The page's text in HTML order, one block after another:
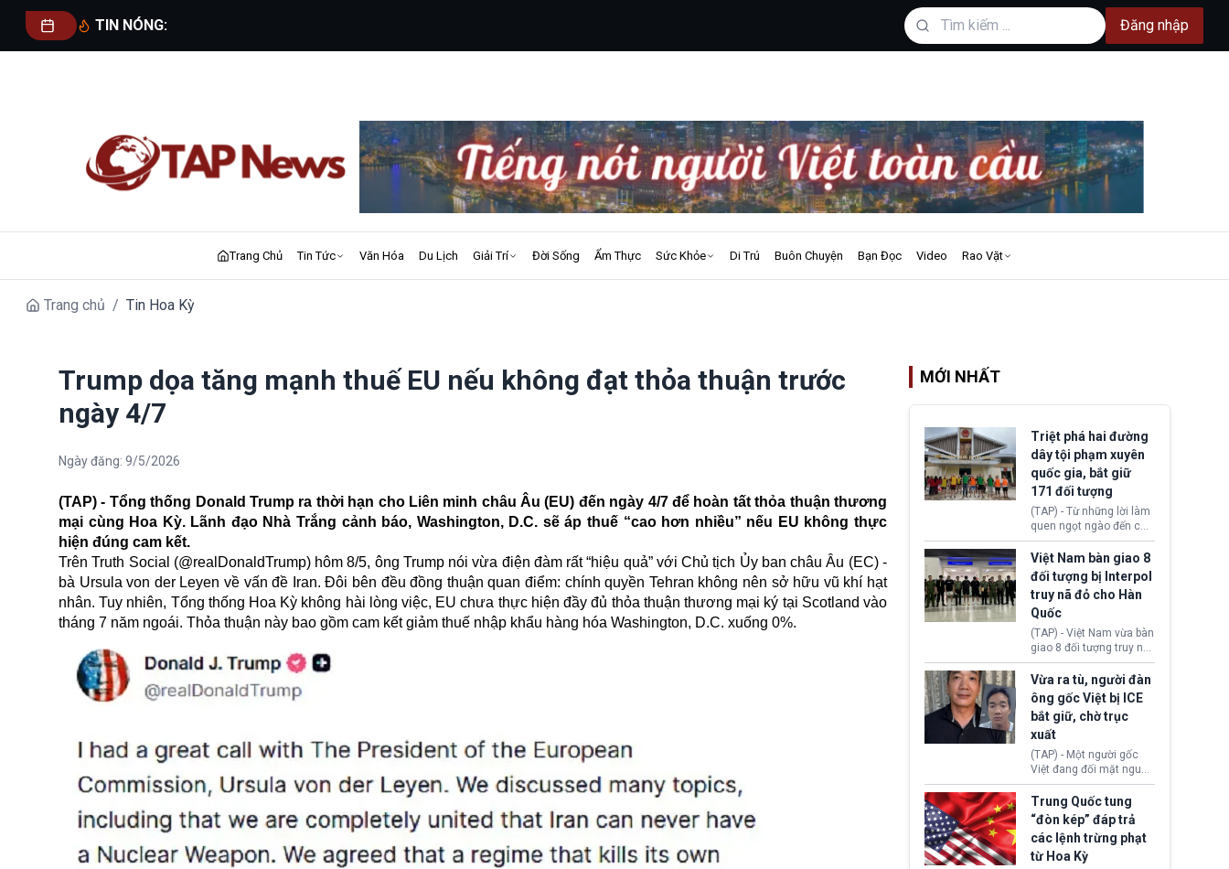
TIN NÓNG: Đăng nhập
Trang Chủ Tin Tức Văn Hóa Du Lịch Giải Trí Đời Sống Ẩm Thực Sức Khỏe Di Trú Buôn Chuyện Bạn Đọc Video Rao Vặt
Trang chủ / Tin Hoa Kỳ
Trump dọa tăng mạnh thuế EU nếu không đạt thỏa thuận trước
ngày 4/7
Ngày đăng: 9/5/2026
(TAP) - Tổng thống Donald Trump ra thời hạn cho Liên minh châu Âu (EU) đến ngày 4/7 để hoàn tất thỏa thuận thương
mại cùng Hoa Kỳ. Lãnh đạo Nhà Trắng cảnh báo, Washington, D.C. sẽ áp thuế “cao hơn nhiều” nếu EU không thực
hiện đúng cam kết.
Trên Truth Social (@realDonaldTrump) hôm 8/5, ông Trump nói vừa điện đàm rất “hiệu quả” với Chủ tịch Ủy ban châu Âu (EC) -
bà Ursula von der Leyen về vấn đề Iran. Đôi bên đều đồng thuận quan điểm: chính quyền Tehran không nên sở hữu vũ khí hạt
nhân. Tuy nhiên, Tổng thống Hoa Kỳ không hài lòng việc, EU chưa thực hiện đầy đủ thỏa thuận thương mại ký tại Scotland vào
tháng 7 năm ngoái. Thỏa thuận này bao gồm cam kết giảm thuế nhập khẩu hàng hóa Washington, D.C. xuống 0%.
MỚI NHẤT
Triệt phá hai đường
dây tội phạm xuyên
quốc gia, bắt giữ
171 đối tượng
(TAP) - Từ những lời làm
quen ngọt ngào đến các
“sàn vàng ảo”, bất động
sản trực tuyến cùng
đường dây đánh bạc quy
mô lớn, hai tổ chức tội
phạm xuyên quốc gia đã
dựng lên mạng lưới hoạt
động tại Việt Nam và
Lào, lôi kéo hàng nghìn
người tham gia, luân
chuyển dòng tiền qua
nhiều lớp tài khoản. Sau
hơn 2 tuần phối hợp truy
xét, lực lượng chức năng
hai nước đã bắt giữ 171
Việt Nam bàn giao 8
đối tượng bị Interpol
truy nã đỏ cho Hàn
Quốc
(TAP) - Việt Nam vừa bàn
giao 8 đối tượng truy nã
đỏ Interpol cho lực lượng
chức năng Hàn Quốc.
Nhóm này bị xác định
lừa đảo 619 nạn nhân,
chiếm đoạt hơn 17,7 tỷ
KRW.
Vừa ra tù, người đàn
ông gốc Việt bị ICE
bắt giữ, chờ trục
xuất
(TAP) - Một người gốc
Việt đang đối mặt nguy
cơ bị trục xuất khỏi Hoa
Kỳ sau khi đã chấp hành
xong bản án liên quan
đến tội ác từ hơn 30
năm trước tại California.
Trung Quốc tung
“đòn kép” đáp trả
các lệnh trừng phạt
từ Hoa Kỳ